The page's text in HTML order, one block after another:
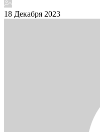
18 Декабря 2023